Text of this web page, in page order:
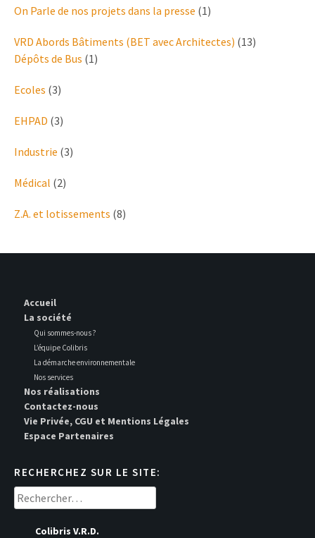
On Parle de nos projets dans la presse (1)
VRD Abords Bâtiments (BET avec Architectes) (13)
Dépôts de Bus (1)
Ecoles (3)
EHPAD (3)
Industrie (3)
Médical (2)
Z.A. et lotissements (8)
Accueil
La société
Qui sommes-nous ?
L’équipe Colibris
La démarche environnementale
Nos services
Nos réalisations
Contactez-nous
Vie Privée, CGU et Mentions Légales
Espace Partenaires
RECHERCHEZ SUR LE SITE:
Rechercher :
Colibris V.R.D.